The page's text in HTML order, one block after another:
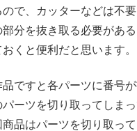
で、カッターなどは不
分を抜き取る必要があ
くと便利だと思います。
ですと各パーツに番号
パーツを切り取ってしま
品はパーツを切り取っ